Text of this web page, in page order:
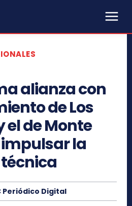
alianza con
de Los
el de Monte
la
Periódico Digital